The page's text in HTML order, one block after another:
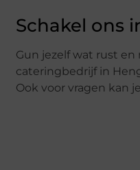
Schakel ons
Gun jezelf wat rust
cateringbedrijf in
Ook voor vragen kan